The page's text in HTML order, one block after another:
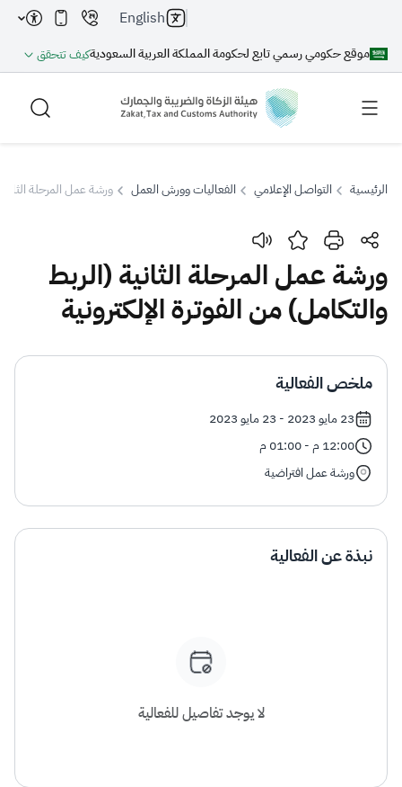
موقع حكومي رسمي تابع لحكومة المملكة العربية السعوديةكيف تتحقق
English
بحث
بحث بحث AI
اقتراحات
الإقرار الضريبي
التصرفات العقارية
الرئيسية التواصل الإعلامي الفعاليات وورش العمل ورشة عمل المرحلة
ورشة عمل المرحلة الثانية (الربط
والتكامل) من الفوترة الإلكترونية
ملخص الفعالية
23 مايو 2023 - 23 مايو 2023
12:00 م - 01:00 م
ورشة عمل افتراضية
نبذة عن الفعالية
لا يوجد تفاصيل للفعالية